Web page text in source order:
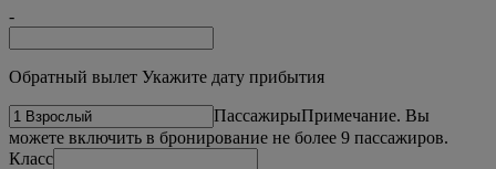
-
Обратный вылет Укажите дату прибытия
ПассажирыПримечание. Вы
можете включить в бронирование не более 9 пассажиров.
Класс